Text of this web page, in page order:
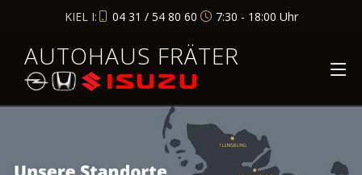
KIEL I: 04 31 / 54 80 60 7:30 - 18:00 Uhr
AUTOHAUS FRÄTER